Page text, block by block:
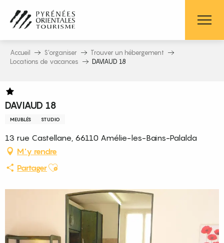
contenu
principal
Accueil S’organiser
Trouver un hébergement
Locations de vacances
DAVIAUD 18
DAVIAUD 18
MEUBLÉS STUDIO
13 rue Castellane, 66110 Amélie-les-Bains-Palalda
M'y rendre
PartagerAjouter aux favoris